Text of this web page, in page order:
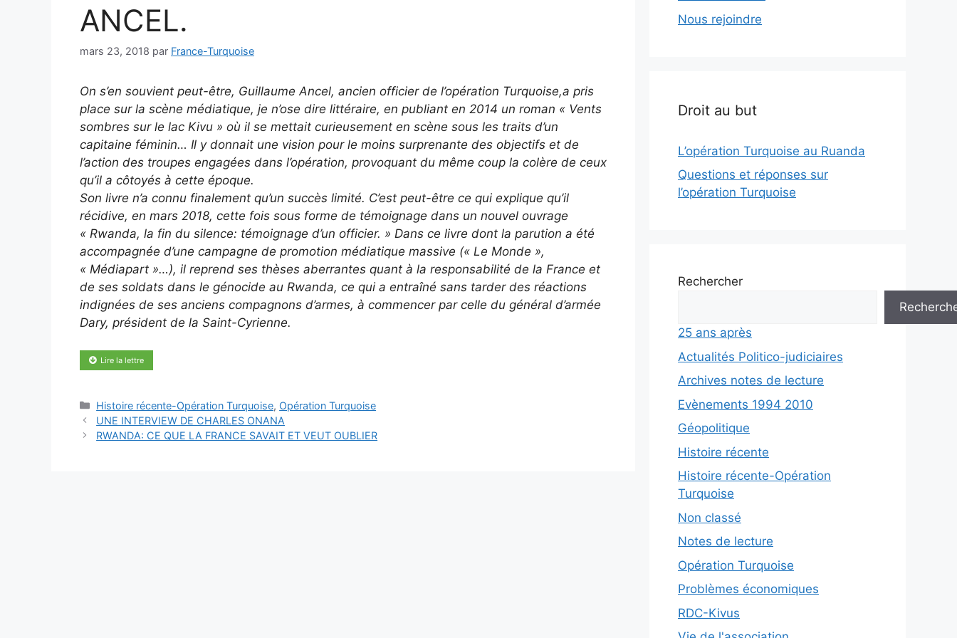
ANCEL.
mars 23, 2018 par France-Turquoise
On s’en souvient peut-être, Guillaume Ancel, ancien officier de l’opération Turquoise,a pris
place sur la scène médiatique, je n’ose dire littéraire, en publiant en 2014 un roman « Vents
sombres sur le lac Kivu » où il se mettait curieusement en scène sous les traits d’un
capitaine féminin… Il y donnait une vision pour le moins surprenante des objectifs et de
l’action des troupes engagées dans l’opération, provoquant du même coup la colère de ceux
qu’il a côtoyés à cette époque.
Son livre n’a connu finalement qu’un succès limité. C’est peut-être ce qui explique qu’il
récidive, en mars 2018, cette fois sous forme de témoignage dans un nouvel ouvrage
« Rwanda, la fin du silence: témoignage d’un officier. » Dans ce livre dont la parution a été
accompagnée d’une campagne de promotion médiatique massive (« Le Monde »,
« Médiapart »…), il reprend ses thèses aberrantes quant à la responsabilité de la France et
de ses soldats dans le génocide au Rwanda, ce qui a entraîné sans tarder des réactions
indignées de ses anciens compagnons d’armes, à commencer par celle du général d’armée
Dary, président de la Saint-Cyrienne.
Lire la lettre
Catégories
Histoire récente-Opération Turquoise, Opération Turquoise
UNE INTERVIEW DE CHARLES ONANA
RWANDA: CE QUE LA FRANCE SAVAIT ET VEUT OUBLIER
Nous rejoindre
Droit au but
L’opération Turquoise au Ruanda
Questions et réponses sur
l’opération Turquoise
Rechercher
25 ans après
Actualités Politico-judiciaires
Archives notes de lecture
Evènements 1994 2010
Géopolitique
Histoire récente
Histoire récente-Opération
Turquoise
Non classé
Notes de lecture
Opération Turquoise
Problèmes économiques
RDC-Kivus